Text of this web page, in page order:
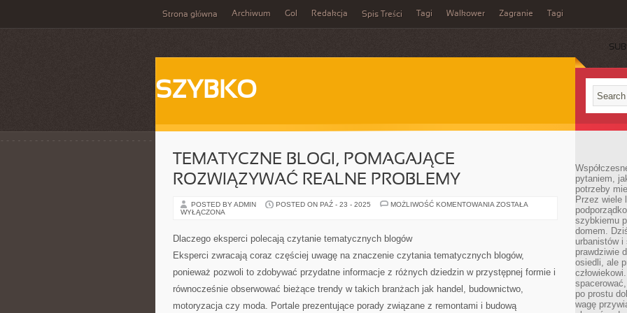
Strona główna Archiwum Gol Redakcja Spis Treści Tagi Walkower Zagranie Tagi
SZYBKO
TEMATYCZNE BLOGI, POMAGAJĄCE
ROZWIĄZYWAĆ REALNE PROBLEMY
POSTED BY ADMIN POSTED ON PAŹ - 23 - 2025 MOŻLIWOŚĆ KOMENTOWANIA TEMATYCZNE
ZOSTAŁA
WYŁĄCZONA
Dlaczego eksperci polecają czytanie tematycznych blogów
Eksperci zwracają coraz częściej uwagę na znaczenie czytania tematycznych blogów,
ponieważ pozwoli to zdobywać przydatne informacje z różnych dziedzin w przystępnej formie i
równocześnie obserwować bieżące trendy w takich branżach jak handel, budownictwo,
motoryzacja czy moda. Portale prezentujące porady związane z remontami i budową
pytaniem,
potrzeby
Przez wiele
szybkiemu
domem.
urbanistów
prawdziwie
osiedli, ale
po prostu
wagę